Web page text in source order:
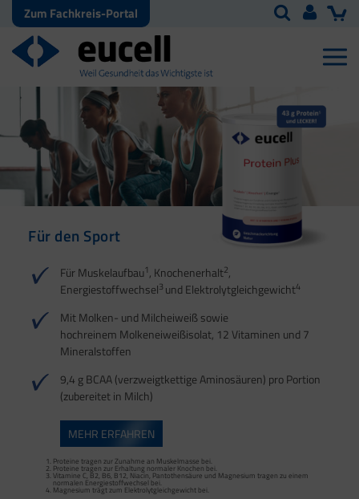
Zum Fachkreis-Portal
Für den Sport
Für Muskelaufbau1, Knochenerhalt2,
Energiestoffwechsel3 und Elektrolytgleichgewicht4
Mit Molken- und Milcheiweiß sowie
hochreinem Molkeneiweißisolat, 12 Vitaminen und 7
Mineralstoffen
9,4 g BCAA (verzweigtkettige Aminosäuren) pro Portion
(zubereitet in Milch)
MEHR ERFAHREN
Proteine tragen zur Zunahme an Muskelmasse bei.
Proteine tragen zur Erhaltung normaler Knochen bei.
Vitamine C, B2, B6, B12, Niacin, Pantothensäure und Magnesium tragen zu einem
normalen Energiestoffwechsel bei.
Magnesium trägt zum Elektrolytgleichgewicht bei.
Für Energie | Herz |
1 2
Magnesium, Vitamine B1, B6, B12 tragen zu einem normalen Energiestoffwechsel
bei.
Vitamin B1 trägt zu einer normalen Herzfunktion bei.
Kalium trägt zur Aufrechterhaltung eines normalen Blutdrucks bei.
Kalium, Magnesium und Vitamin D tragen zu einer normalen Muskelfunktion bei.
Für Sehnen, Bänder und
2
Mangan trägt zur normalen Bindegewebsbildung und Kupfer zur Erhaltung von
normalem Bindegewebe bei. Sehnen, Bänder und Faszien zählen zum
Vitamin C trägt zur normalen Kollagenbildung bei.
Für den
1 2
Vitamine C, B1, B2, B3, B5, B6, B12, Biotin, Magnesium, Kupfer und Mangan tragen
zu einem normalen Energiestoffwechsel bei.
Müdigkeit und Ermüdung bei.